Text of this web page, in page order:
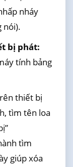
nháy
nói).
bị phát:
tính bảng
thiết bị
tìm tên loa
tìm
giúp xóa